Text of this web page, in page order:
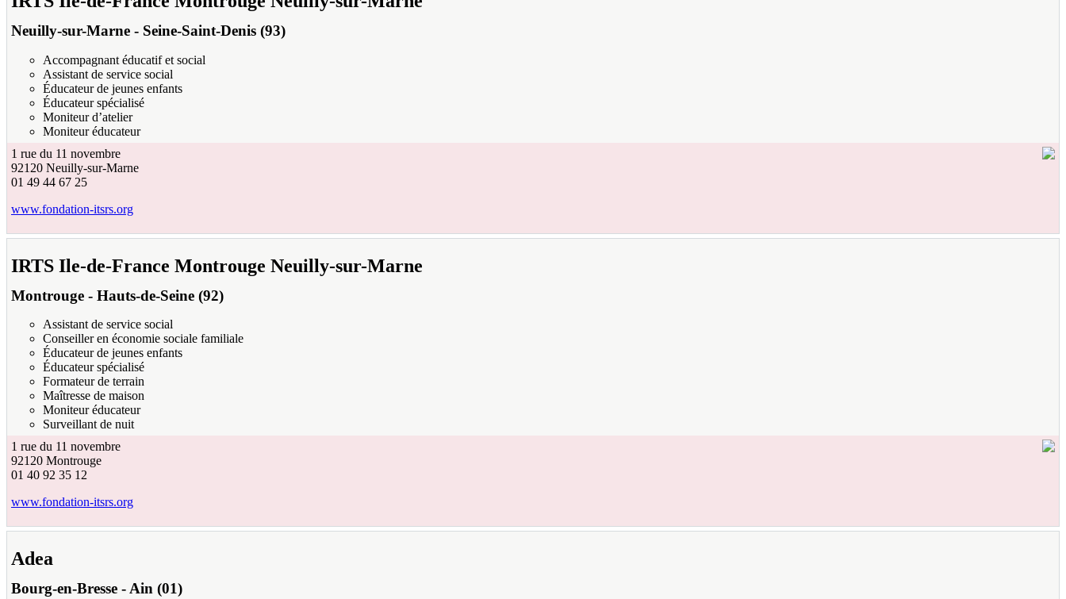
Neuilly-sur-Marne - Seine-Saint-Denis (93)
Accompagnant éducatif et social
Assistant de service social
Éducateur de jeunes enfants
Éducateur spécialisé
Moniteur d’atelier
Moniteur éducateur
1 rue du 11 novembre
92120 Neuilly-sur-Marne
01 49 44 67 25
www.fondation-itsrs.org
IRTS Ile-de-France Montrouge Neuilly-sur-Marne
Montrouge - Hauts-de-Seine (92)
Assistant de service social
Conseiller en économie sociale familiale
Éducateur de jeunes enfants
Éducateur spécialisé
Formateur de terrain
Maîtresse de maison
Moniteur éducateur
Surveillant de nuit
1 rue du 11 novembre
92120 Montrouge
01 40 92 35 12
www.fondation-itsrs.org
Adea
Bourg-en-Bresse - Ain (01)